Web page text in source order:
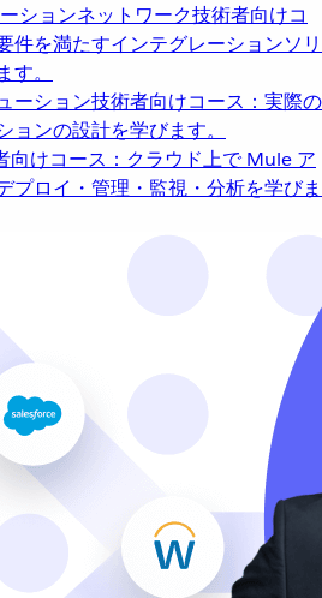
ションネットワーク技術者向けコ
件を満たすインテグレーションソリ
。
ーション技術者向けコース：実際の
ンの設計を学びます。
向けコース：クラウド上で Mule ア
プロイ・管理・監視・分析を学びま